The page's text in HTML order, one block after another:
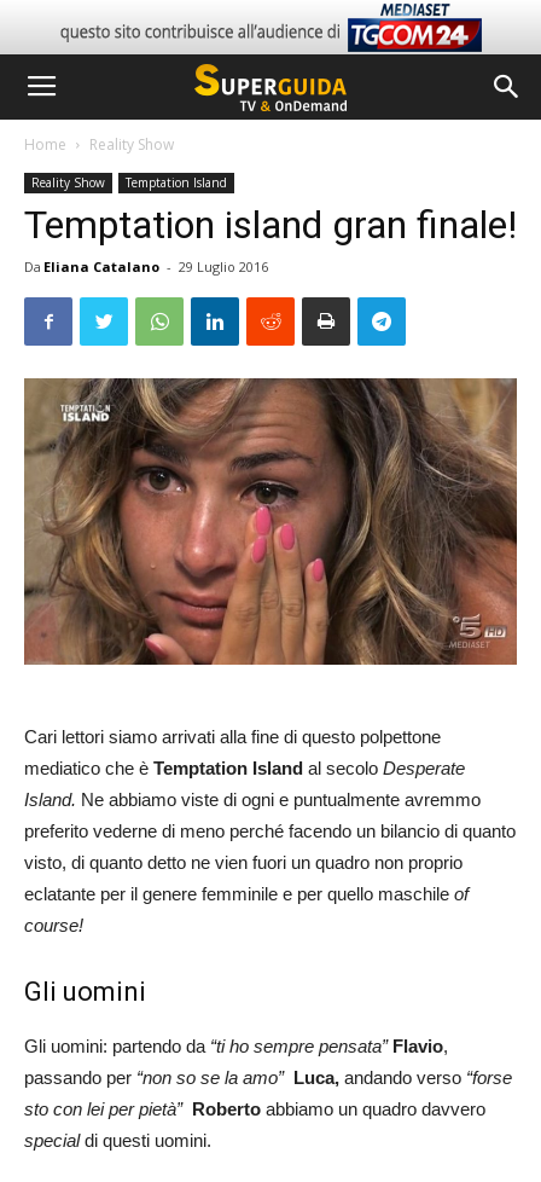
Home Reality Show
Reality Show Temptation Island
Temptation island gran finale!
Da Eliana Catalano - 29 Luglio 2016
Cari lettori siamo arrivati alla fine di questo polpettone
mediatico che è Temptation Island al secolo Desperate
Island. Ne abbiamo viste di ogni e puntualmente avremmo
preferito vederne di meno perché facendo un bilancio di quanto
visto, di quanto detto ne vien fuori un quadro non proprio
eclatante per il genere femminile e per quello maschile of
course!
Gli uomini
Gli uomini: partendo da “ti ho sempre pensata” Flavio,
passando per “non so se la amo” Luca, andando verso “forse
sto con lei per pietà” Roberto abbiamo un quadro davvero
specialdi questi uomini.